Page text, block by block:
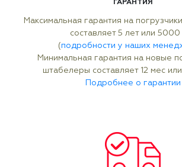
ГАРАНТИЯ
Максимальная гарантия на
составляет 5 лет или
(подробности у наших
Минимальная гарантия на новые
штабелеры составляет 12 мес
Подробнее о гарантии